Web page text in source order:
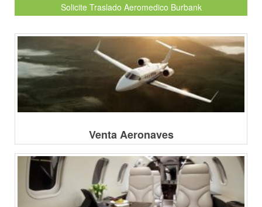
Solicite Traslado Aeromedico Burbank
Venta Aeronaves